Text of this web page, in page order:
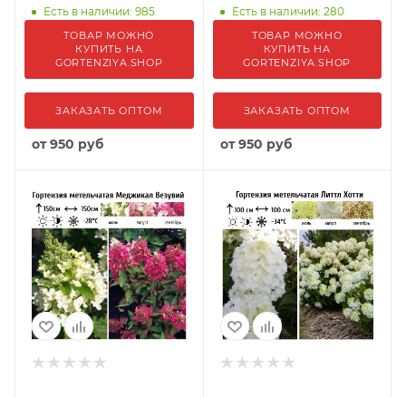
Есть в наличии: 985
ТОВАР МОЖНО
КУПИТЬ НА
GORTENZIYA.SHOP
ЗАКАЗАТЬ ОПТОМ
от950 руб
Есть в наличии: 280
ТОВАР МОЖНО
КУПИТЬ НА
GORTENZIYA.SHOP
ЗАКАЗАТЬ ОПТОМ
от950 руб